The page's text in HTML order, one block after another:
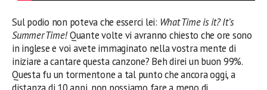
Sul podio non poteva che esserci lei: What Time is it? It’s
Summer Time!Quante volte vi avranno chiesto che ore sono
in inglese e voi avete immaginato nella vostra mente di
iniziare a cantare questa canzone? Beh direi un buon 99%.
Questa fu un tormentone a tal punto che ancora oggi, a